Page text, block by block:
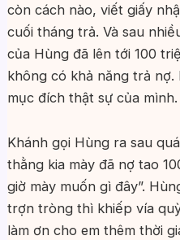
còn cách nào, viết giấy
cuối tháng trả. Và sau
của Hùng đã lên tới 100
không có khả năng trả nợ.
mục đích thật sự của mình.
Khánh gọi Hùng ra sau
thằng kia mày đã nợ tao
giờ mày muốn gì đây”.
trợn tròng thì khiếp vía
làm ơn cho em thêm thời